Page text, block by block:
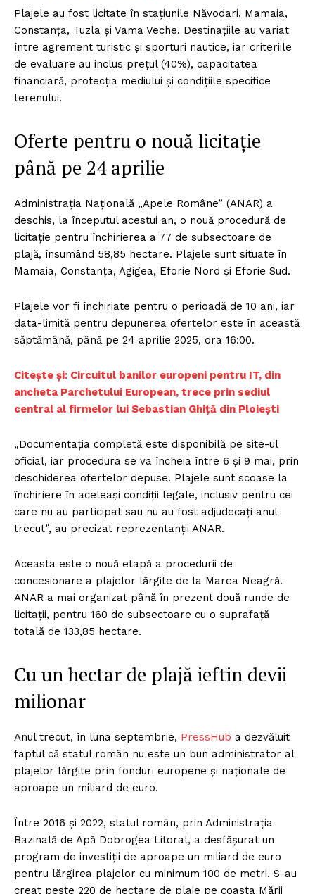
Plajele au fost licitate în stațiunile Năvodari, Mamaia,
Constanța, Tuzla și Vama Veche. Destinațiile au variat
între agrement turistic și sporturi nautice, iar criteriile
de evaluare au inclus prețul (40%), capacitatea
financiară, protecția mediului și condițiile specifice
terenului.
Oferte pentru o nouă licitație
până pe 24 aprilie
Administrația Națională „Apele Române” (ANAR) a
deschis, la începutul acestui an, o nouă procedură de
licitație pentru închirierea a 77 de subsectoare de
plajă, însumând 58,85 hectare. Plajele sunt situate în
Mamaia, Constanța, Agigea, Eforie Nord și Eforie Sud.
Plajele vor fi închiriate pentru o perioadă de 10 ani, iar
data-limită pentru depunerea ofertelor este în această
săptămână, până pe 24 aprilie 2025, ora 16:00.
Citește și: Circuitul banilor europeni pentru IT, din
ancheta Parchetului European, trece prin sediul
central al firmelor lui Sebastian Ghiță din Ploiești
„Documentaţia completă este disponibilă pe site-ul
oficial, iar procedura se va încheia între 6 şi 9 mai, prin
deschiderea ofertelor depuse. Plajele sunt scoase la
închiriere în aceleaşi condiţii legale, inclusiv pentru cei
care nu au participat sau nu au fost adjudecaţi anul
trecut”, au precizat reprezentanții ANAR.
Aceasta este o nouă etapă a procedurii de
concesionare a plajelor lărgite de la Marea Neagră.
ANAR a mai organizat până în prezent două runde de
licitații, pentru 160 de subsectoare cu o suprafață
totală de 133,85 hectare.
Cu un hectar de plajă ieftin devii
milionar
Anul trecut, în luna septembrie, PressHub a dezvăluit
faptul că statul român nu este un bun administrator al
plajelor lărgite prin fonduri europene și naționale de
aproape un miliard de euro.
Între 2016 și 2022, statul român, prin Administrația
Bazinală de Apă Dobrogea Litoral, a desfășurat un
program de investiții de aproape un miliard de euro
pentru lărgirea plajelor cu minimum 100 de metri. S-au
creat peste 220 de hectare de plaje pe coasta Mării